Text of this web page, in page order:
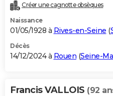
Créer une cagnotte obsèques
Naissance
01/05/1928 à Rives-en-Seine (
Décès
14/12/2024 à Rouen (Seine-
Francis VALLOIS (92